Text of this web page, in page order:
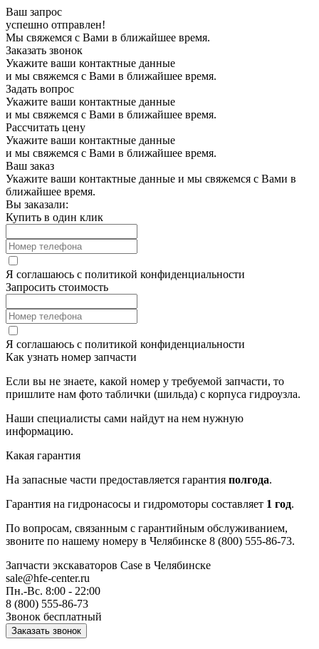
Ваш запрос
успешно отправлен!
Мы свяжемся с Вами в ближайшее время.
Заказать звонок
Укажите ваши контактные данные
и мы свяжемся с Вами в ближайшее время.
Задать вопрос
Укажите ваши контактные данные
и мы свяжемся с Вами в ближайшее время.
Рассчитать цену
Укажите ваши контактные данные
и мы свяжемся с Вами в ближайшее время.
Ваш заказ
Укажите ваши контактные данные и мы свяжемся с Вами в
ближайшее время.
Вы заказали:
Купить в один клик
Я соглашаюсь с политикой конфиденциальности
Запросить стоимость
Я соглашаюсь с политикой конфиденциальности
Как узнать номер запчасти
Если вы не знаете, какой номер у требуемой запчасти, то
пришлите нам фото таблички (шильда) с корпуса гидроузла.
Наши специалисты сами найдут на нем нужную
информацию.
Какая гарантия
На запасные части предоставляется гарантия полгода.
Гарантия на гидронасосы и гидромоторы составляет 1 год.
По вопросам, связанным с гарантийным обслуживанием,
звоните по нашему номеру в Челябинске 8 (800) 555-86-73.
Запчасти экскаваторов Case в Челябинске
sale@hfe-center.ru
Пн.-Вс. 8:00 - 22:00
8 (800) 555-86-73
Звонок бесплатный